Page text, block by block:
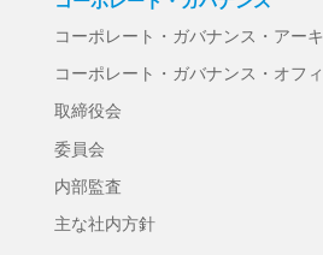
コーポレート・ガバナンス・アー
コーポレート・ガバナンス・オフ
取締役会
委員会
内部監査
主な社内方針